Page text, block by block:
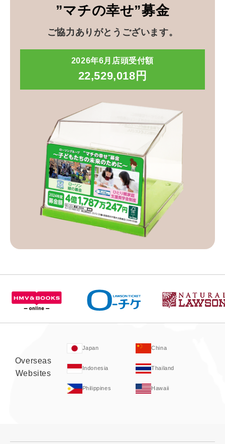
”マチの幸せ”募金
ご協力ありがとうございます。
2026年6月店頭受付額
22,529,018円
Overseas
Websites
Japan China
Indonesia Thailand
Philippines Hawaii